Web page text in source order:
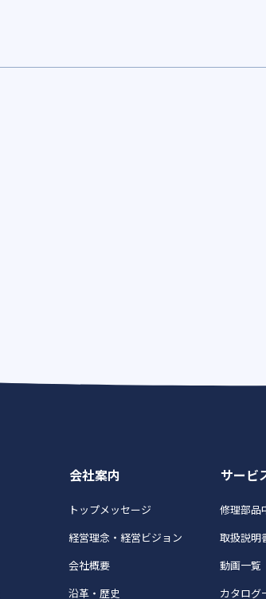
会社案内
トップメッセージ
経営理念・経営ビジョン
会社概要
沿革・歴史
サービ
修理部品
取扱説明
動画一覧
カタログ